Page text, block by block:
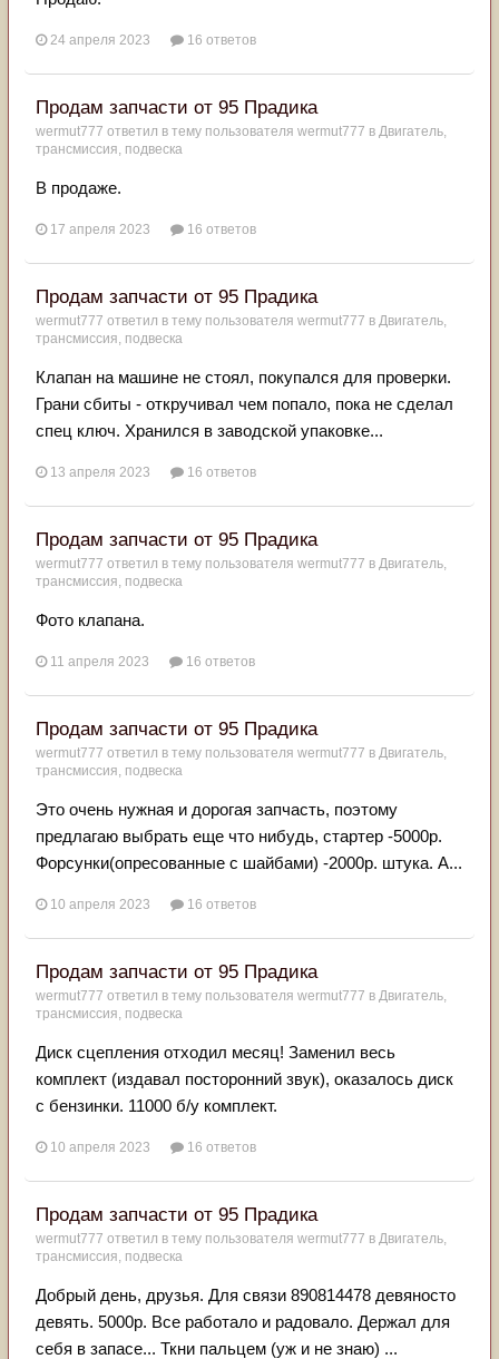
24 апреля 2023 16 ответов
Продам запчасти от 95 Прадика
wermut777 ответил в тему пользователя wermut777 в Двигатель,
трансмиссия, подвеска
В продаже.
17 апреля 2023 16 ответов
Продам запчасти от 95 Прадика
wermut777 ответил в тему пользователя wermut777 в Двигатель,
трансмиссия, подвеска
Клапан на машине не стоял, покупался для проверки.
Грани сбиты - откручивал чем попало, пока не сделал
спец ключ. Хранился в заводской упаковке...
13 апреля 2023 16 ответов
Продам запчасти от 95 Прадика
wermut777 ответил в тему пользователя wermut777 в Двигатель,
трансмиссия, подвеска
Фото клапана.
11 апреля 2023 16 ответов
Продам запчасти от 95 Прадика
wermut777 ответил в тему пользователя wermut777 в Двигатель,
трансмиссия, подвеска
Это очень нужная и дорогая запчасть, поэтому
предлагаю выбрать еще что нибудь, стартер -5000р.
Форсунки(опресованные с шайбами) -2000р. штука. А...
10 апреля 2023 16 ответов
Продам запчасти от 95 Прадика
wermut777 ответил в тему пользователя wermut777 в Двигатель,
трансмиссия, подвеска
Диск сцепления отходил месяц! Заменил весь
комплект (издавал посторонний звук), оказалось диск
с бензинки. 11000 б/у комплект.
10 апреля 2023 16 ответов
Продам запчасти от 95 Прадика
wermut777 ответил в тему пользователя wermut777 в Двигатель,
трансмиссия, подвеска
Добрый день, друзья. Для связи 890814478 девяносто
девять. 5000р. Все работало и радовало. Держал для
себя в запасе... Ткни пальцем (уж и не знаю) ...